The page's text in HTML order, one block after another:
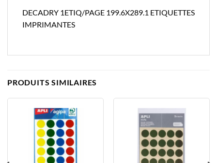
DECADRY 1ETIQ/PAGE 199.6X289.1 ETIQUETTES
IMPRIMANTES
PRODUITS SIMILAIRES